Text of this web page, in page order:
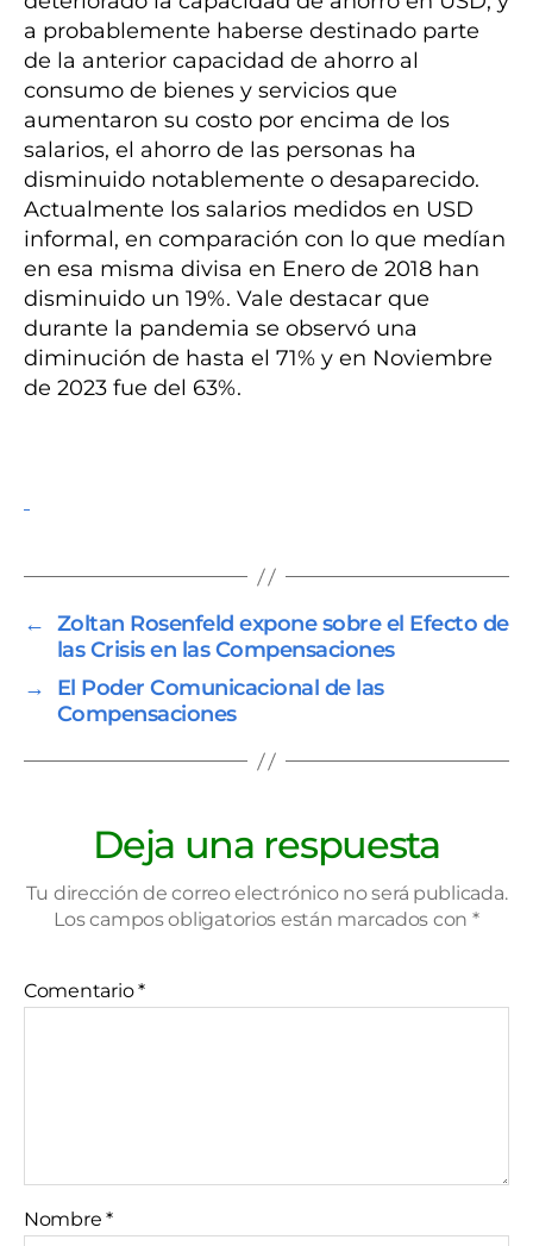
a probablemente haberse destinado parte
de la anterior capacidad de ahorro al
consumo de bienes y servicios que
aumentaron su costo por encima de los
salarios, el ahorro de las personas ha
disminuido notablemente o desaparecido.
Actualmente los salarios medidos en USD
informal, en comparación con lo que medían
en esa misma divisa en Enero de 2018 han
disminuido un 19%. Vale destacar que
durante la pandemia se observó una
diminución de hasta el 71% y en Noviembre
de 2023 fue del 63%.
← Zoltan Rosenfeld expone sobre el Efecto de
las Crisis en las Compensaciones
→
El Poder Comunicacional de las
Compensaciones
Deja una respuesta
Tu dirección de correo electrónico no será publicada.
Los campos obligatorios están marcados con *
Comentario*
Nombre*